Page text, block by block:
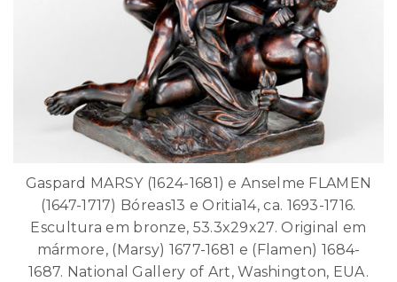
Gaspard MARSY (1624-1681) e Anselme FLAMEN
(1647-1717) Bóreas13 e Oritia14, ca. 1693-1716.
Escultura em bronze, 53.3x29x27. Original em
mármore, (Marsy) 1677-1681 e (Flamen) 1684-
1687. National Gallery of Art, Washington, EUA.